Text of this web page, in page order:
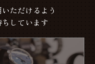
ただけるよう
しています